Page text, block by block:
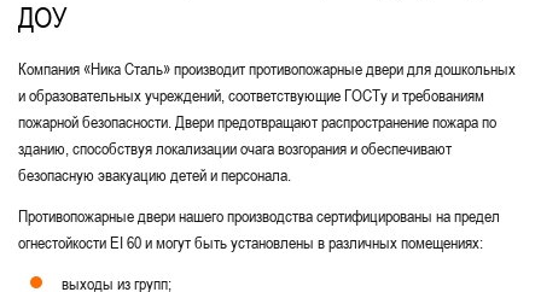
Для столовой и пищеблока
Для лифтовых холлов
Для котельной и бойлерной Нестандартные
Глухие однопольные Двери с вентиляцией
Элит-класса Металлические двери
ДОУ
Компания «Ника Сталь» производит противопожарные двери для дошкольных
и образовательных учреждений, соответствующие ГОСТу и требованиям
пожарной безопасности. Двери предотвращают распространение пожара по
зданию, способствуя локализации очага возгорания и обеспечивают
безопасную эвакуацию детей и персонала.
Противопожарные двери нашего производства сертифицированы на предел
огнестойкости EI 60 и могут быть установлены в различных помещениях:
выходы из групп;